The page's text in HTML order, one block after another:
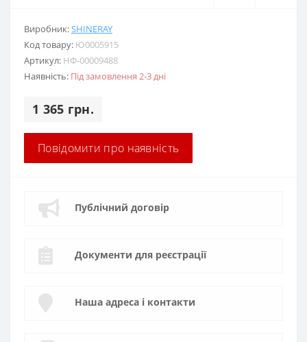
Виробник:SHINERAY
Код товару: Ю0005915
Артикул: НФ-00009488
Наявність: Під замовлення 2-3 дні
1 365 грн.
Повідомити про наявність
Публічний договір
Документи для реєстрації
Наша адреса і контакти